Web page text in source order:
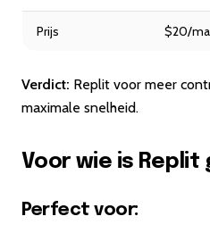
Prijs $20/
Verdict: Replit voor meer
maximale snelheid.
Voor wie is Replit
Perfect voor: